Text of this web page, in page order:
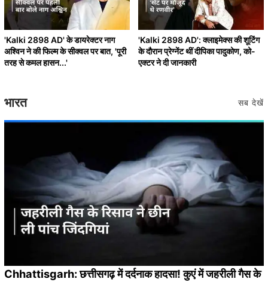
'Kalki 2898 AD' के डायरेक्टर नाग
अश्विन ने की फिल्म के सीक्वल पर बात, 'पूरी
तरह से कमल हासन...'
'Kalki 2898 AD': क्लाइमेक्स की शूटिंग
के दौरान प्रेग्नेंट थीं दीपिका पादुकोण, को-
एक्टर ने दी जानकारी
भारत सब देखें
Chhattisgarh: छत्तीसगढ़ में दर्दनाक हादसा! कुएं में जहरीली गैस के